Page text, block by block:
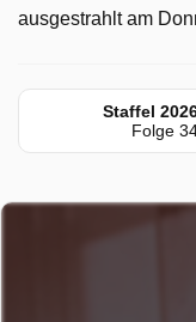
ausgestrahlt am
Staffel
Folge